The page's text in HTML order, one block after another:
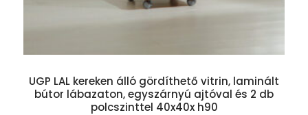
UGP LAL kereken álló gördíthető vitrin, laminált
bútor lábazaton, egyszárnyú ajtóval és 2 db
polcszinttel 40x40x h90